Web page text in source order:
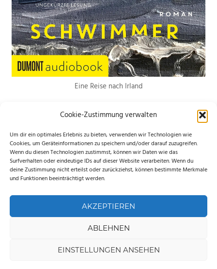
Cookie-Zustimmung verwalten
Um dir ein optimales Erlebnis zu bieten, verwenden wir Technologien wie
Cookies, um Geräteinformationen zu speichern und/oder darauf zuzugreifen.
Wenn du diesen Technologien zustimmst, können wir Daten wie das
Surfverhalten oder eindeutige IDs auf dieser Website verarbeiten. Wenn du
deine Zustimmung nicht erteilst oder zurückziehst, können bestimmte Merkmale
und Funktionen beeinträchtigt werden.
AKZEPTIEREN
ABLEHNEN
EINSTELLUNGEN ANSEHEN
Eine Reise nach Irland
*Hierbei handelt es sich um Werbelinks. Wenn du etwas über den Link
bestellst, erhalte ich eine kleine Provision. Für dich entstehen keine
zusätzlichen Kosten. Ganz lieben Dank für deine Unterstützung.
WordPress-Theme: Palm Beach von ThemeZee.